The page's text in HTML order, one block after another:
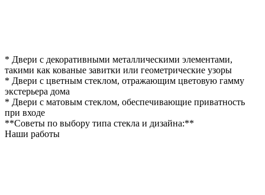
* Двери с декоративными металлическими элементами,
такими как кованые завитки или геометрические узоры
* Двери с цветным стеклом, отражающим цветовую гамму
экстерьера дома
* Двери с матовым стеклом, обеспечивающие приватность
при входе
**Советы по выбору типа стекла и дизайна:**
Наши работы